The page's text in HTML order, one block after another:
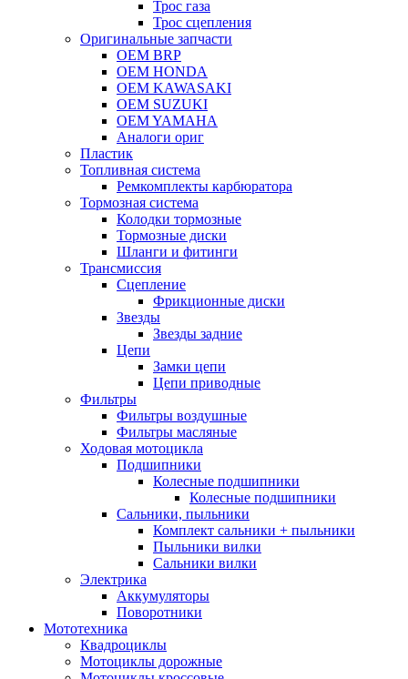
Трос газа
Трос сцепления
Оригинальные запчасти
OEM BRP
OEM HONDA
OEM KAWASAKI
OEM SUZUKI
OEM YAMAHA
Аналоги ориг
Пластик
Топливная система
Ремкомплекты карбюратора
Тормозная система
Колодки тормозные
Тормозные диски
Шланги и фитинги
Трансмиссия
Cцепление
Фрикционные диски
Звезды
Звезды задние
Цепи
Замки цепи
Цепи приводные
Фильтры
Фильтры воздушные
Фильтры масляные
Ходовая мотоцикла
Подшипники
Колесные подшипники
Колесные подшипники
Сальники, пыльники
Комплект сальники + пыльники
Пыльники вилки
Сальники вилки
Электрика
Аккумуляторы
Поворотники
Мототехника
Квадроциклы
Мотоциклы дорожные